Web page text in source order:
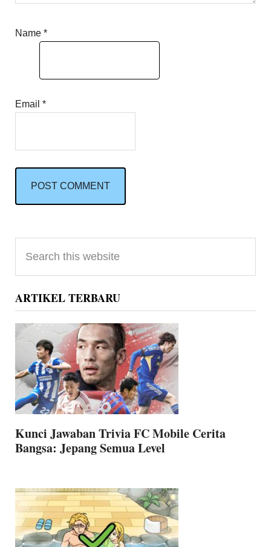
Name*
Email*
Primary
Sidebar
this
website
ARTIKEL TERBARU
Kunci Jawaban Trivia FC Mobile Cerita
Bangsa: Jepang Semua Level